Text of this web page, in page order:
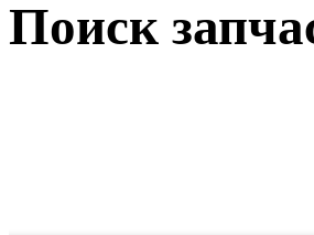
Поиск